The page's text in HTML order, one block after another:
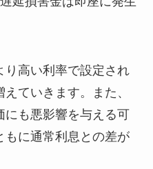
り高い利率で設定され
ていきます。また、
にも悪影響を与える可
もに通常利息との差が